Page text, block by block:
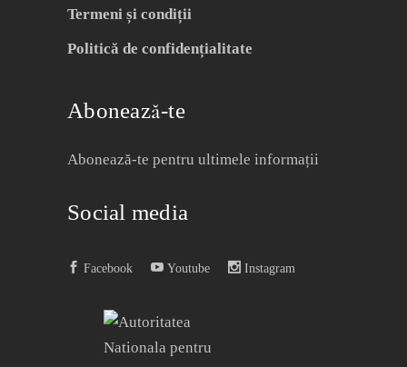
Termeni și condiții
Politică de confidențialitate
Abonează-te
Abonează-te pentru ultimele informații
Social media
Facebook Youtube Instagram